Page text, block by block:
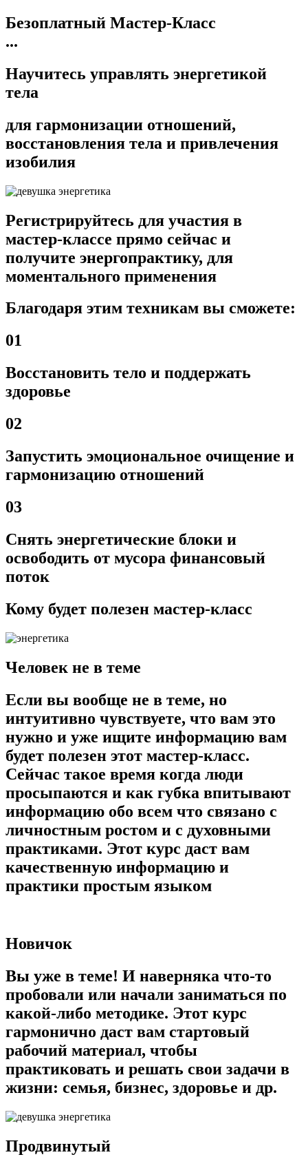
Безоплатный Мастер-Класс
...
Научитесь управлять энергетикой
тела
для гармонизации отношений,
восстановления тела и привлечения
изобилия
Регистрируйтесь для участия в
мастер-классе прямо сейчас и
получите энергопрактику, для
моментального применения
Благодаря этим техникам вы сможете:
01
Восстановить тело и поддержать
здоровье
02
Запустить эмоциональное очищение и
гармонизацию отношений
03
Снять энергетические блоки и
освободить от мусора финансовый
поток
Кому будет полезен мастер-класс
Человек не в теме
Если вы вообще не в теме, но
интуитивно чувствуете, что вам это
нужно и уже ищите информацию вам
будет полезен этот мастер-класс.
Сейчас такое время когда люди
просыпаются и как губка впитывают
информацию обо всем что связано с
личностным ростом и с духовными
практиками. Этот курс даст вам
качественную информацию и
практики простым языком
Новичок
Вы уже в теме! И наверняка что-то
пробовали или начали заниматься по
какой-либо методике. Этот курс
гармонично даст вам стартовый
рабочий материал, чтобы
практиковать и решать свои задачи в
жизни: семья, бизнес, здоровье и др.
Продвинутый